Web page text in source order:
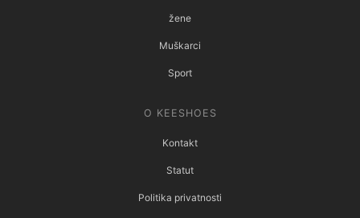
žene
Muškarci
Sport
O KEESHOES
Kontakt
Statut
Politika privatnosti